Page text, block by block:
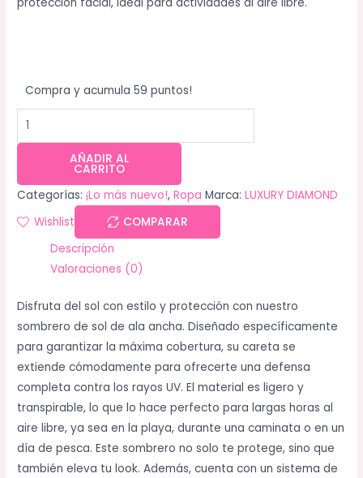
Compra y acumula 59 puntos!
AÑADIR AL
CARRITO
Categorías:¡Lo más nuevo!,Ropa Marca:LUXURY DIAMOND
Wishlist
COMPARAR
Descripción
Valoraciones (0)
Disfruta del sol con estilo y protección con nuestro
sombrero de sol de ala ancha. Diseñado específicamente
para garantizar la máxima cobertura, su careta se
extiende cómodamente para ofrecerte una defensa
completa contra los rayos UV. El material es ligero y
transpirable, lo que lo hace perfecto para largas horas al
aire libre, ya sea en la playa, durante una caminata o en un
día de pesca. Este sombrero no solo te protege, sino que
también eleva tu look. Además, cuenta con un sistema de